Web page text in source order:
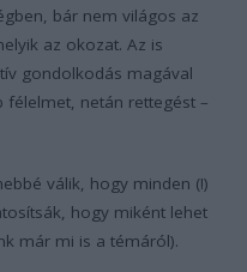
bár nem világos az
az okozat. Az is
gondolkodás magával
netán rettegést –
válik, hogy minden (!)
hogy miként lehet
már mi is a témáról).